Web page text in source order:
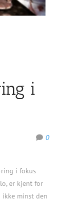
i
0
i fokus
er kjent for
ikke minst den